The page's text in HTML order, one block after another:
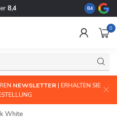
8,4 Die
8.4
0
NEWSLETTER | ERHALTEN SIE
White